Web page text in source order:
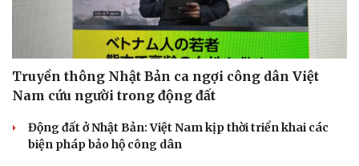
Truyền thông Nhật Bản ca ngợi công dân Việt
Nam cứu người trong động đất
Động đất ở Nhật Bản: Việt Nam kịp thời triển khai các
biện pháp bảo hộ công dân